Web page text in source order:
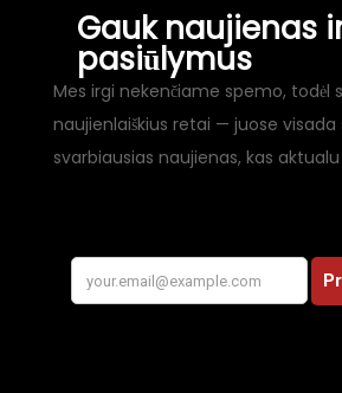
Gauk naujienas
pasiūlymus
Mes irgi nekenčiame spemo, todėl
naujienlaiškius retai — juose visada
svarbiausias naujienas, kas